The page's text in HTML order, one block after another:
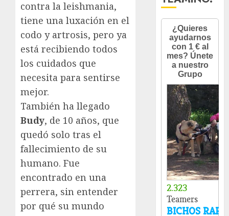
contra la leishmania,
tiene una luxación en el
codo y artrosis, pero ya
está recibiendo todos
los cuidados que
necesita para sentirse
mejor.
También ha llegado
Budy, de 10 años, que
quedó solo tras el
fallecimiento de su
humano. Fue
encontrado en una
perrera, sin entender
por qué su mundo